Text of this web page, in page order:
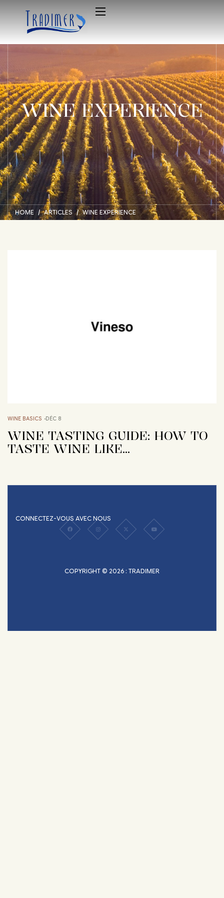
WINE EXPERIENCE
HOME ARTICLES WINE EXPERIENCE
WINE BASICS DÉC 8
WINE TASTING GUIDE: HOW TO
TASTE WINE LIKE…
CONNECTEZ-VOUS AVEC NOUS
COPYRIGHT © 2026 : TRADIMER